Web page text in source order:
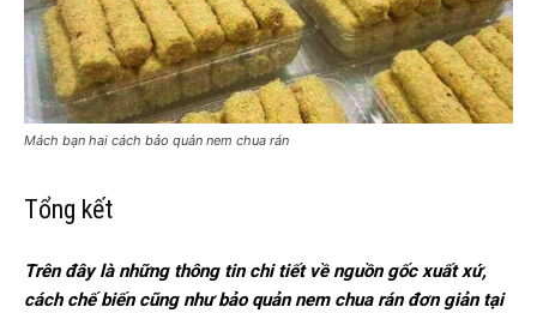
Mách bạn hai cách bảo quản nem chua rán
Tổng kết
Trên đây là những thông tin chi tiết về nguồn gốc xuất xứ,
cách chế biến cũng như bảo quản nem chua rán đơn giản tại